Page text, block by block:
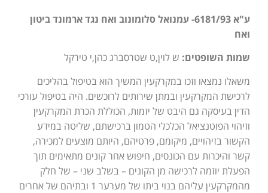
ע"א 6181/93- עמנואל סלומונוב ואח נגד ארמונד ביטון
ואח
שמות השופטים: ש לוין,ט שטרסברג כהן,י טירקל
משאלו נמצאו וזכו במקרקעין המשיך הוא בטיפול בהליכים
לרכישת המקרקעין ובמתן שירותים לרוכשים. היה בטיפול עורכי
הדין בעיסקה גם היבט של יזמות, הכוללת הכרת המקרקעין
וזיהוי הפוטנציאל הכלכלי הטמון ברכישתם, שליטה במידע
הקשור בזיהויים, מיקומם, פרטיהם, היותם מוצעים למכירה,
קשר והיכרות עם הכונסים, חיפוש אחר קונים מתאימים תוך
הפעלת יוזמה לרכישה מן הקונים – בשלב שני – של חלק
מהמקרקעין עליהם בנוי ביתו של מערער 1 ובתיהם של אחרים